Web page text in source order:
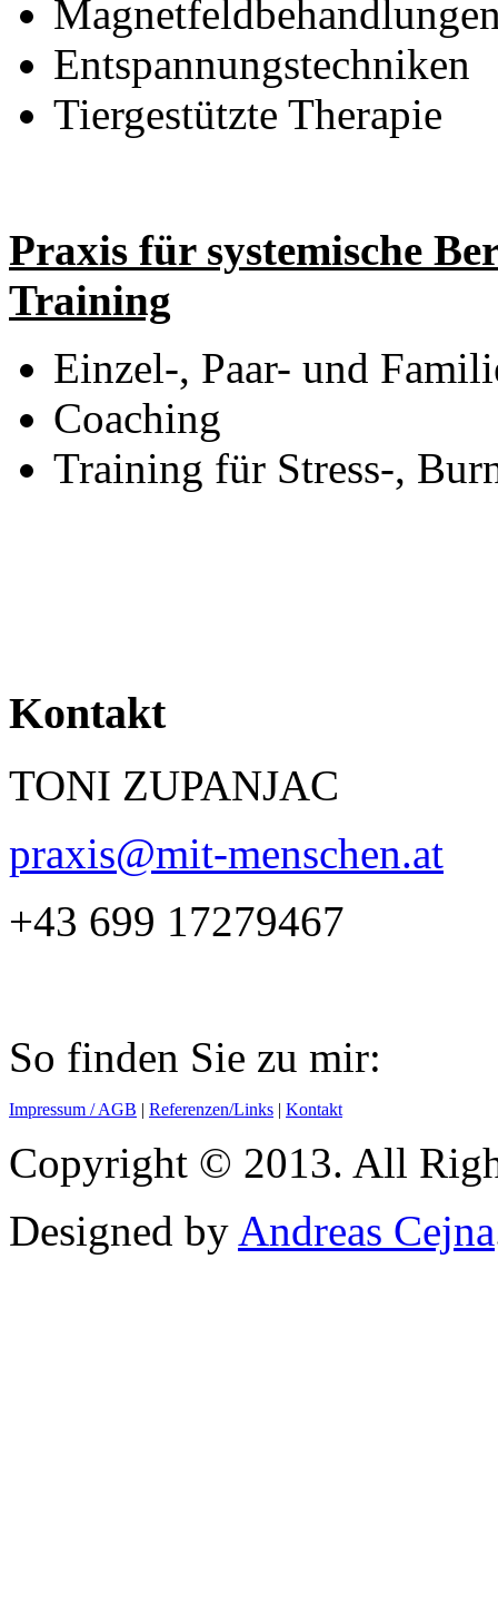
Entspannungstechniken
Tiergestützte Therapie
Praxis für systemische
Training
Einzel-, Paar- und
Coaching
Training für Stress-,
Kontakt
TONI ZUPANJAC
praxis@mit-menschen.at
+43 699 17279467
So finden Sie zu mir:
Impressum / AGB | Referenzen/Links | Kontakt
Copyright © 2013. All
Designed by Andreas Cejna